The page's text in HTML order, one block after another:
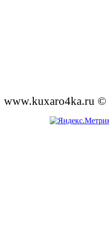
www.kuxaro4ka.ru ©